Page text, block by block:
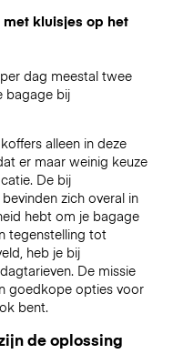
kluisjes op het
dag meestal twee
bagage bij
alleen in deze
er maar weinig keuze
De bij
zich overal in
hebt om je bagage
tegenstelling tot
heb je bij
De missie
goedkope opties voor
bent.
de oplossing